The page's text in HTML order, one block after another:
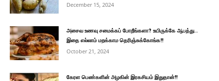
December 15, 2024
அசைவ உணவு சமைக்கப் போறீங்களா? உயிருக்கே ஆபத்து..
இதை எல்லாம் மறக்காம தெரிஞ்சுக்கோங்க!!
October 21, 2024
கேரள பெண்களின் அழகின் இரகசியம் இதுதான்!!